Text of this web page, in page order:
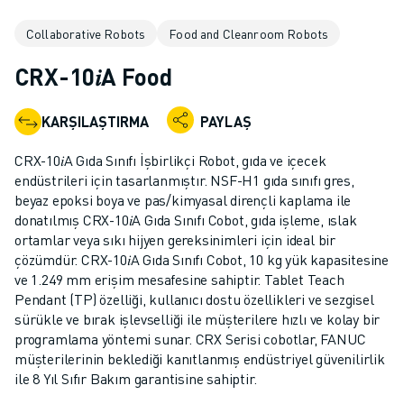
İŞBIRLIKÇI ROBOTLAR
ROBOT KONTROLÖRLERI
ROBOT AKSESUARLARI
ROBOT YAZILIMI
EĞITIM AMAÇLI ROBOTIK ÜRÜNLERI
ROBOT OTOMASYONU
ARK KAYNAK ROBOTLARI
EKLEMLI ROBOTLAR
ARC MATE SERISI
M-900 SERISI
DELTA ROBOTLAR
GIDA VE TEMIZ ODA ROBOTLARI
BOYA ROBOTLARI
PALETLEME ROBOTLARI
Collaborative Robots Food and Cleanroom Robots
CRX-10𝑖A Food
KARŞILAŞTIRMA PAYLAŞ
CRX-10𝑖A Gıda Sınıfı İşbirlikçi Robot, gıda ve içecek
endüstrileri için tasarlanmıştır. NSF-H1 gıda sınıfı gres,
beyaz epoksi boya ve pas/kimyasal dirençli kaplama ile
donatılmış CRX-10𝑖A Gıda Sınıfı Cobot, gıda işleme, ıslak
ortamlar veya sıkı hijyen gereksinimleri için ideal bir
çözümdür. CRX-10𝑖A Gıda Sınıfı Cobot, 10 kg yük kapasitesine
ve 1.249 mm erişim mesafesine sahiptir. Tablet Teach
Pendant (TP) özelliği, kullanıcı dostu özellikleri ve sezgisel
sürükle ve bırak işlevselliği ile müşterilere hızlı ve kolay bir
programlama yöntemi sunar. CRX Serisi cobotlar, FANUC
müşterilerinin beklediği kanıtlanmış endüstriyel güvenilirlik
ile 8 Yıl Sıfır Bakım garantisine sahiptir.